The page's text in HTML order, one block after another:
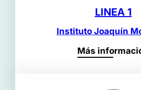
LINEA 1
Instituto Joaquín
Más